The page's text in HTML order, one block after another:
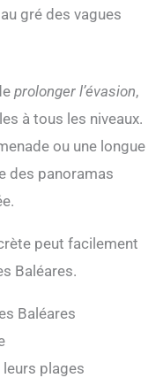
gré des vagues
prolonger l’évasion,
à tous les niveaux.
ou une longue
des panoramas
peut facilement
Baléares.
Baléares
plages